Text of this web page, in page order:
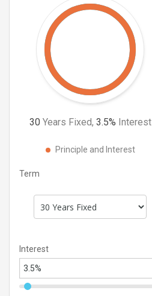
30 Years Fixed, 3.5% Interest
Principle and Interest
Term
Interest